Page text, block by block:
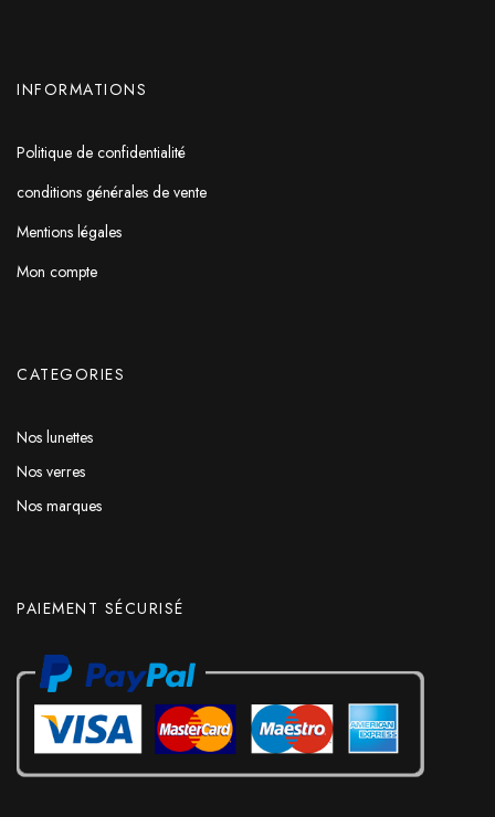
INFORMATIONS
Politique de confidentialité
conditions générales de vente
Mentions légales
Mon compte
CATEGORIES
Nos lunettes
Nos verres
Nos marques
PAIEMENT SÉCURISÉ